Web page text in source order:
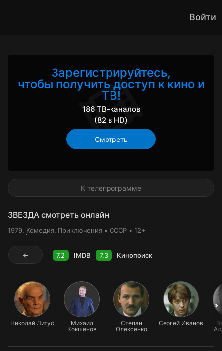
Войти
Зарегистрируйтесь,
чтобы получить доступ к кино и
ТВ!
186 ТВ-каналов
(82 в HD)
Смотреть
К телепрограмме
ЗВЕЗДА смотреть онлайн
1979, Комедия Приключения СССР 12+
← 7.2 IMDB 7.3 Кинопоиск
Николай Литус
Михаил
Кокшенов
Степан
Олексенко
Сергей Иванов